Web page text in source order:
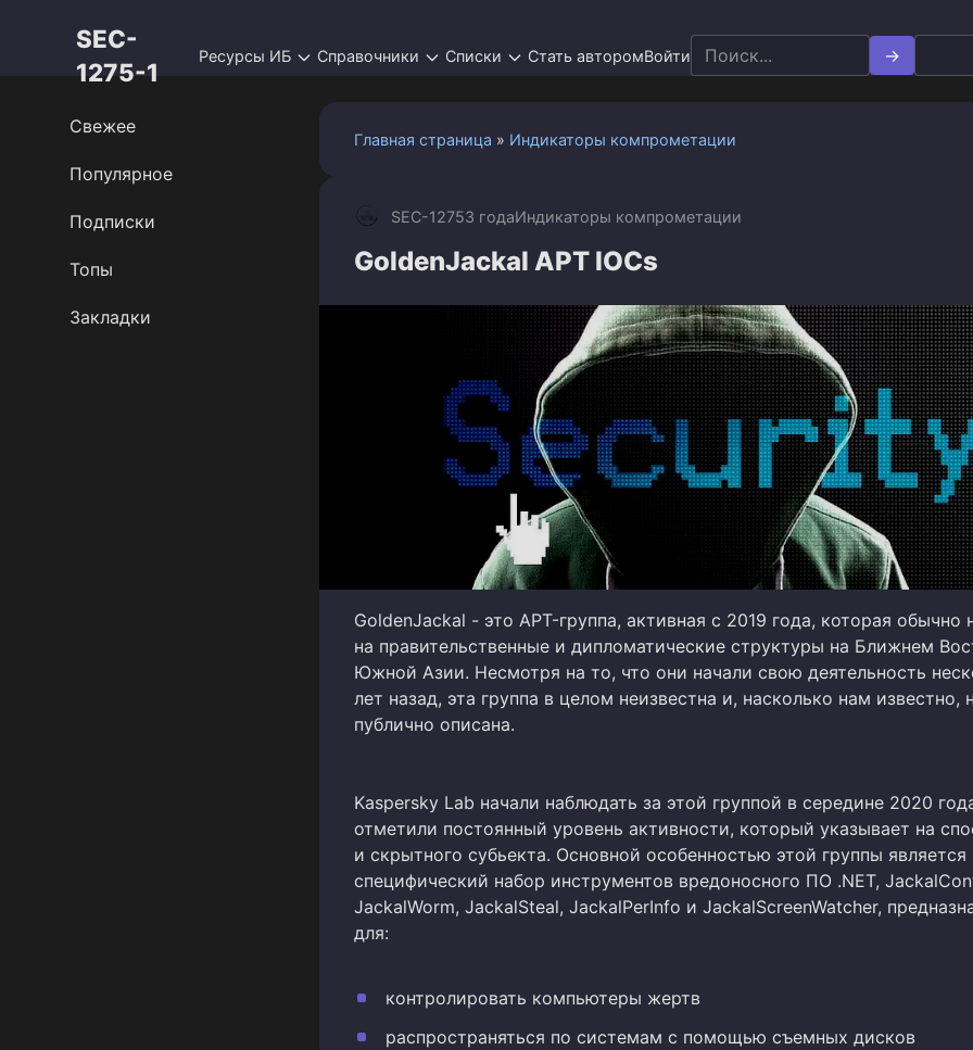
SEC-
1275-1
Ресурсы ИБ Справочники Списки Стать авторомВойти
Search
for:
Главная страница » Индикаторы компрометации
SEC-12753 годаИндикаторы компрометации
GoldenJackal APT IOCs
GoldenJackal - это APT-группа, активная с 2019 года, которая обычно
на правительственные и дипломатические структуры на Ближнем
Южной Азии. Несмотря на то, что они начали свою деятельность
лет назад, эта группа в целом неизвестна и, насколько нам известно,
публично описана.
Kaspersky Lab начали наблюдать за этой группой в середине 2020
отметили постоянный уровень активности, который указывает на
и скрытного субьекта. Основной особенностью этой группы является
специфический набор инструментов вредоносного ПО .NET,
JackalWorm, JackalSteal, JackalPerInfo и JackalScreenWatcher,
для:
контролировать компьютеры жертв
распространяться по системам с помощью съемных дисков
Свежее
Популярное
Подписки
Топы
Закладки